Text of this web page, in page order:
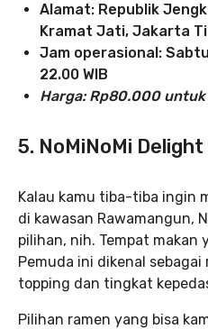
Alamat: Republik
Kramat Jati, Jakarta
Jam operasional:
22.00 WIB
Harga: Rp80.000 untuk
5. NoMiNoMi Delight
Kalau kamu tiba-tiba ingin
di kawasan Rawamangun,
pilihan, nih. Tempat makan
Pemuda ini dikenal
topping dan tingkat
Pilihan ramen yang bisa